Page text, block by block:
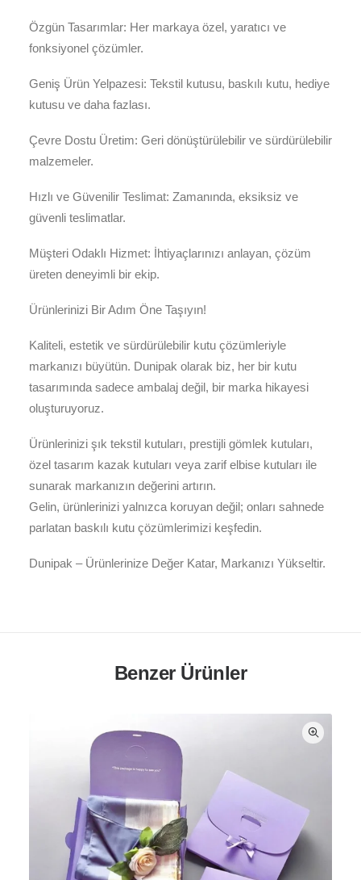
Özgün Tasarımlar: Her markaya özel, yaratıcı ve
fonksiyonel çözümler.
Geniş Ürün Yelpazesi: Tekstil kutusu, baskılı kutu, hediye
kutusu ve daha fazlası.
Çevre Dostu Üretim: Geri dönüştürülebilir ve sürdürülebilir
malzemeler.
Hızlı ve Güvenilir Teslimat: Zamanında, eksiksiz ve
güvenli teslimatlar.
Müşteri Odaklı Hizmet: İhtiyaçlarınızı anlayan, çözüm
üreten deneyimli bir ekip.
Ürünlerinizi Bir Adım Öne Taşıyın!
Kaliteli, estetik ve sürdürülebilir kutu çözümleriyle
markanızı büyütün. Dunipak olarak biz, her bir kutu
tasarımında sadece ambalaj değil, bir marka hikayesi
oluşturuyoruz.
Ürünlerinizi şık tekstil kutuları, prestijli gömlek kutuları,
özel tasarım kazak kutuları veya zarif elbisе kutuları ile
sunarak markanızın değerini artırın.
Gelin, ürünlerinizi yalnızca koruyan değil; onları sahnede
parlatan baskılı kutu çözümlerimizi keşfedin.
Dunipak – Ürünlerinize Değer Katar, Markanızı Yükseltir.
Benzer Ürünler